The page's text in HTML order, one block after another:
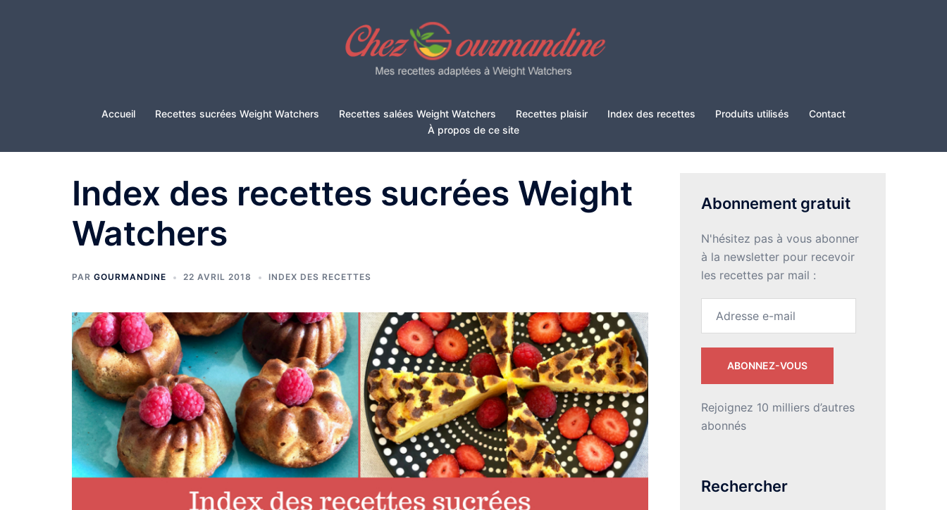
Accueil Recettes sucrées Weight Watchers Recettes salées Weight Watchers Recettes plaisir Index des recettes Produits utilisés
Contact
À propos de ce site
Index des recettes sucrées Weight
Watchers
PAR GOURMANDINE 22 AVRIL 2018 INDEX DES RECETTES
Abonnement gratuit
N'hésitez pas à vous abonner
à la newsletter pour recevoir
les recettes par mail :
ABONNEZ-VOUS
Rejoignez 10 milliers d’autres
abonnés
Rechercher